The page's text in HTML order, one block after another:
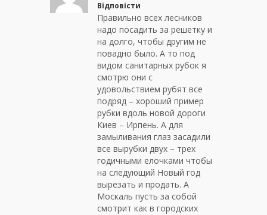
Відповісти
Правильно всех лесников
надо посадить за решетку и
на долго, чтобы другим не
повадно было. А то под
видом санитарных рубок я
смотрю они с
удовольствием рубят все
подряд – хороший пример
рубки вдоль новой дороги
Киев – Ирпень. А для
замыливания глаз засадили
все вырубки двух – трех
годичными елочками чтобы
на следующий Новый год
вырезать и продать. А
Москаль пусть за собой
смотрит как в городских